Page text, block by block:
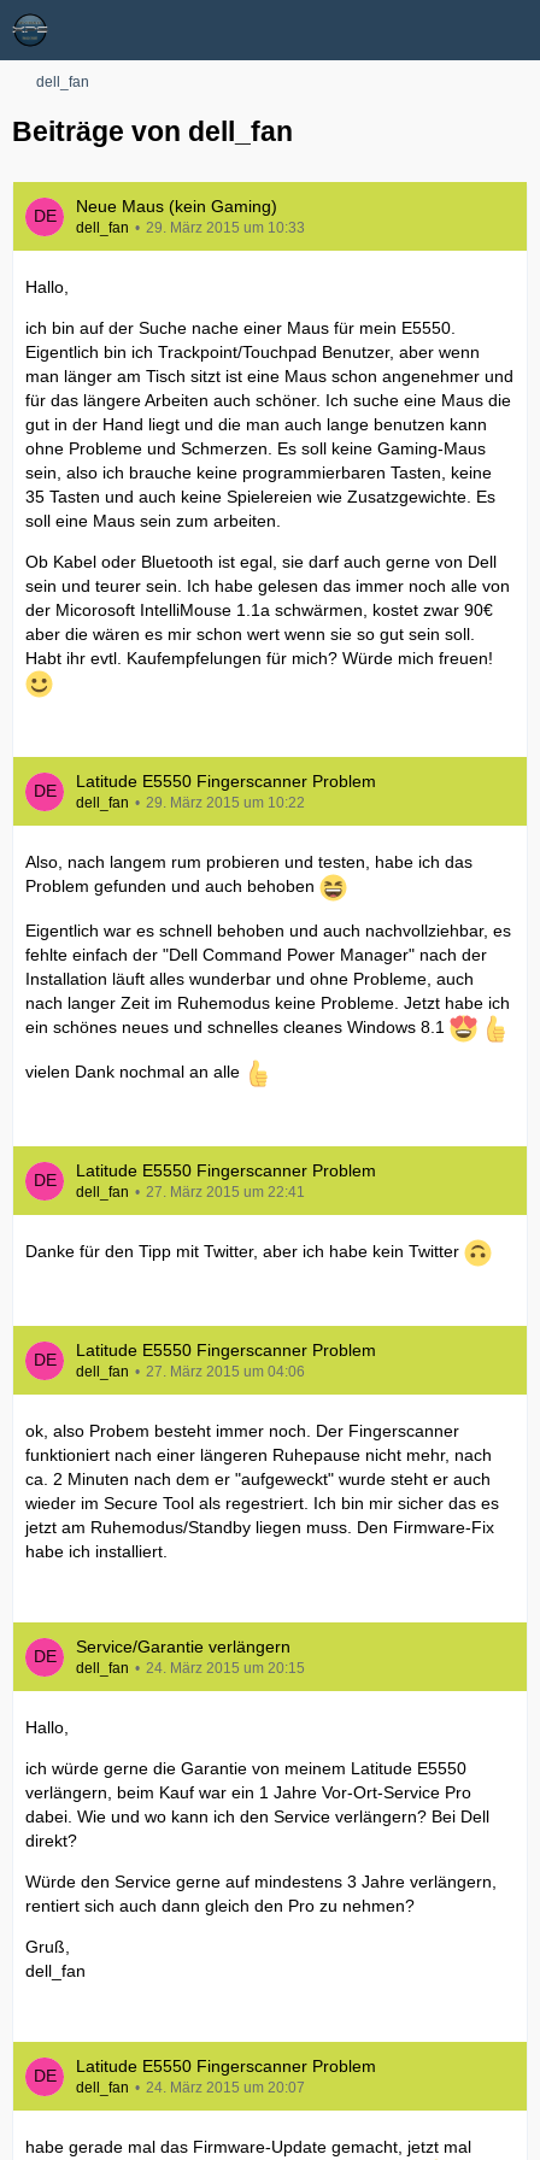
dell_fan
Beiträge von dell_fan
Neue Maus (kein Gaming)
dell_fan 29. März 2015 um 10:33
Hallo,
ich bin auf der Suche nache einer Maus für mein E5550.
Eigentlich bin ich Trackpoint/Touchpad Benutzer, aber wenn
man länger am Tisch sitzt ist eine Maus schon angenehmer und
für das längere Arbeiten auch schöner. Ich suche eine Maus die
gut in der Hand liegt und die man auch lange benutzen kann
ohne Probleme und Schmerzen. Es soll keine Gaming-Maus
sein, also ich brauche keine programmierbaren Tasten, keine
35 Tasten und auch keine Spielereien wie Zusatzgewichte. Es
soll eine Maus sein zum arbeiten.
Ob Kabel oder Bluetooth ist egal, sie darf auch gerne von Dell
sein und teurer sein. Ich habe gelesen das immer noch alle von
der Micorosoft IntelliMouse 1.1a schwärmen, kostet zwar 90€
aber die wären es mir schon wert wenn sie so gut sein soll.
Habt ihr evtl. Kaufempfelungen für mich? Würde mich freuen!
Latitude E5550 Fingerscanner Problem
dell_fan 29. März 2015 um 10:22
Also, nach langem rum probieren und testen, habe ich das
Problem gefunden und auch behoben
Eigentlich war es schnell behoben und auch nachvollziehbar, es
fehlte einfach der "Dell Command Power Manager" nach der
Installation läuft alles wunderbar und ohne Probleme, auch
nach langer Zeit im Ruhemodus keine Probleme. Jetzt habe ich
ein schönes neues und schnelles cleanes Windows 8.1
vielen Dank nochmal an alle
Latitude E5550 Fingerscanner Problem
dell_fan 27. März 2015 um 22:41
Danke für den Tipp mit Twitter, aber ich habe kein Twitter
Latitude E5550 Fingerscanner Problem
dell_fan 27. März 2015 um 04:06
ok, also Probem besteht immer noch. Der Fingerscanner
funktioniert nach einer längeren Ruhepause nicht mehr, nach
ca. 2 Minuten nach dem er "aufgeweckt" wurde steht er auch
wieder im Secure Tool als regestriert. Ich bin mir sicher das es
jetzt am Ruhemodus/Standby liegen muss. Den Firmware-Fix
habe ich installiert.
Service/Garantie verlängern
dell_fan 24. März 2015 um 20:15
Hallo,
ich würde gerne die Garantie von meinem Latitude E5550
verlängern, beim Kauf war ein 1 Jahre Vor-Ort-Service Pro
dabei. Wie und wo kann ich den Service verlängern? Bei Dell
direkt?
Würde den Service gerne auf mindestens 3 Jahre verlängern,
rentiert sich auch dann gleich den Pro zu nehmen?
Gruß,
dell_fan
Latitude E5550 Fingerscanner Problem
dell_fan 24. März 2015 um 20:07
habe gerade mal das Firmware-Update gemacht, jetzt mal